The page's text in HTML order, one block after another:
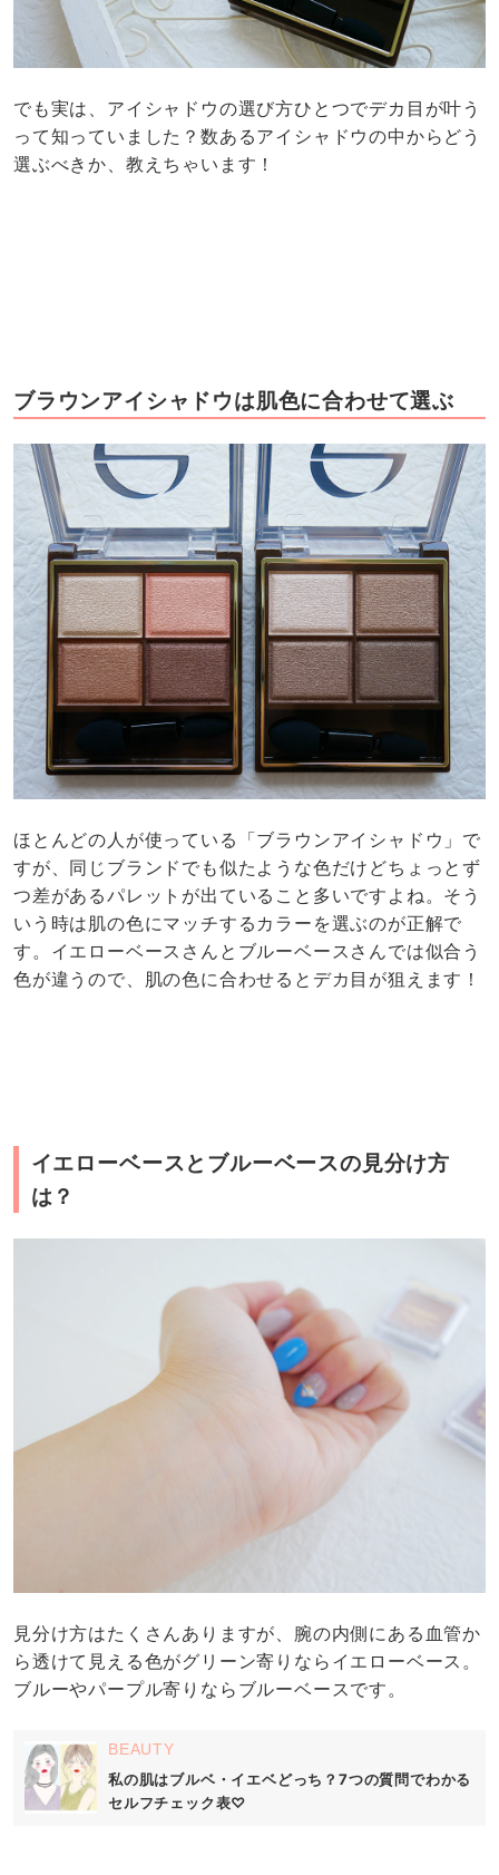
でも実は、アイシャドウの選び方ひとつでデカ目が叶う
って知っていました？数あるアイシャドウの中からどう
選ぶべきか、教えちゃいます！
ブラウンアイシャドウは肌色に合わせて選ぶ
ほとんどの人が使っている「ブラウンアイシャドウ」で
すが、同じブランドでも似たような色だけどちょっとず
つ差があるパレットが出ていること多いですよね。そう
いう時は肌の色にマッチするカラーを選ぶのが正解で
す。イエローベースさんとブルーベースさんでは似合う
色が違うので、肌の色に合わせるとデカ目が狙えます！
イエローベースとブルーベースの見分け方
は？
見分け方はたくさんありますが、腕の内側にある血管か
ら透けて見える色がグリーン寄りならイエローベース。
ブルーやパープル寄りならブルーベースです。
BEAUTY
私の肌はブルベ・イエベどっち？7つの質問でわかる
セルフチェック表♡